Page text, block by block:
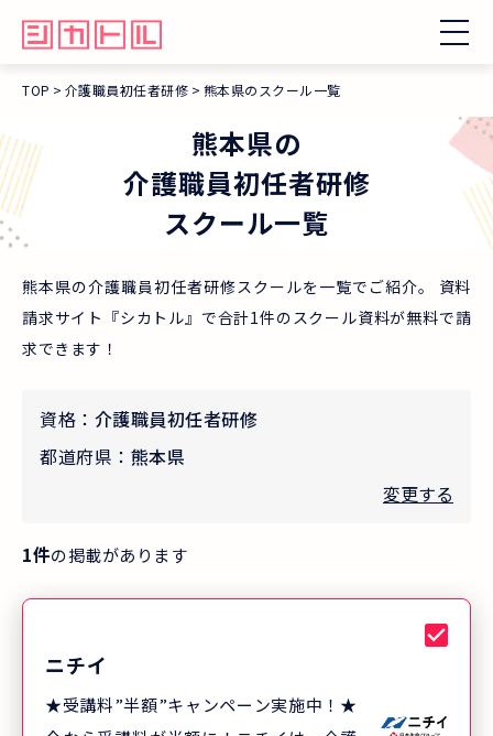
TOP 介護職員初任者研修 熊本県のスクール一覧
熊本県の
介護職員初任者研修
スクール一覧
熊本県の介護職員初任者研修スクールを一覧でご紹介。 資料
請求サイト『シカトル』で合計1件のスクール資料が無料で請
求できます！
資格： 介護職員初任者研修
都道府県： 熊本県
変更する
1件の掲載があります
ニチイ
★受講料”半額”キャンペーン実施中！★